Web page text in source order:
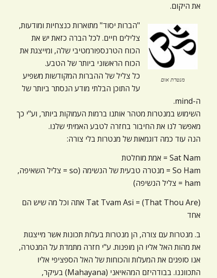
את היקום.
מנטרת אום
"הברות יסוד" מתוארות כנצחיות ומודעות,
צלילים חיים. לכל הברה כזאת יש את
הכוח הטרנספורמטיבי שלה, ומייצגת את
הכוח הראשוני ביותר של הטבע.
כל צליל של ההברות המקודשות משפיע
על התוכן הבלתי מודע הנסתר ביותר של
ה-mind.
השימוש במנטרות מטהר אותנו ברמות העמוקות ביותר, וע"י כך
מאפשר לנו את החיבור בחזרה לטבע האמיתי שלנו.
הנה עוד כמה דוגמאות של מנטרות בלי צורה:
Sat Nam = אמת מוחלטת
So Ham = מנטרה טבעית של הנשימה (so = צליל השאיפה,
ham = צליל הנשיפה)
(That Thou Are) = Tat Tvam Asi אתה וכל מה שיש הם
אחד
ב. מנטרות עם צורה, הן מנטרות בעלות תכונות אשר מייצגות
את מהות האל אליו הן מופנות. ע"י חזרה מתמדת על המנטרה,
אנו סופגים את המעלות והכוחות של האל הספציפי אליו
התכווננו. בבודהיזם המהאיאני (Mahayana) בעיקר,